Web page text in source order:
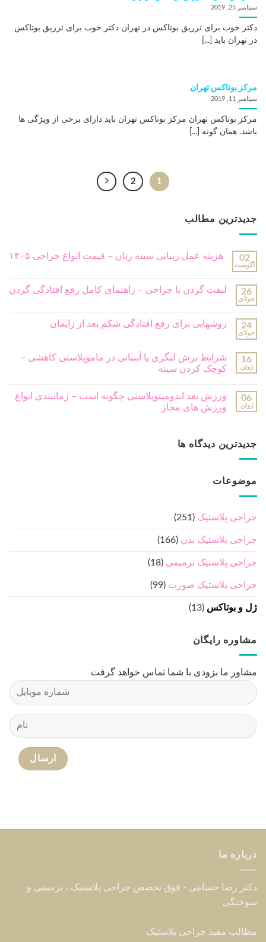
سپتامبر 25, 2019
دکتر خوب برای تزریق بوتاکس در تهران دکتر خوب برای تزریق بوتاکس
در تهران باید [...]
مرکز بوتاکس تهران
سپتامبر 11, 2019
مرکز بوتاکس تهران مرکز بوتاکس تهران باید دارای برخی از ویژگی ها
باشد. همان گونه [...]
1
2
جدیدترین مطالب
02
آگوست
هزینه عمل زیبایی سینه زنان – قیمت انواع جراحی ۱۴۰۵
26
جولای
لیفت گردن با جراحی – راهنمای کامل رفع افتادگی گردن
24
جولای
روشهایی برای رفع افتادگی شکم بعد از زایمان
16
ژوئن
شرایط برش لنگری یا آبنباتی در ماموپلاستی کاهشی –
کوچک کردن سینه
06
ژوئن
ورزش بعد ابدومینوپلاستی چگونه است – زمانبندی انواع
ورزش های مجاز
جدیدترین دیدگاه ها
موضوعات
جراحی پلاستیک (251)
جراحی پلاستیک بدن (166)
جراحی پلاستیک ترمیمی (18)
جراحی پلاستیک صورت (99)
ژل و بوتاکس (13)
مشاوره رایگان
مشاور ما بزودی با شما تماس خواهد گرفت
درباره ما
دکتر رضا حسامی - فوق تخصص جراحی پلاستیک ، ترمیمی و
سوختگی
مطالب مفید جراحی پلاستیک